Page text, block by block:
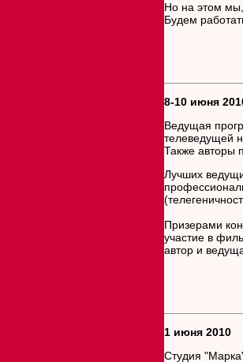
Но на этом мы,
Будем
8-10 июня
Ведущая
телеведущей
Также авторы
Лучших
Призерами
участие в
автор и
1 июня 2010
Студия